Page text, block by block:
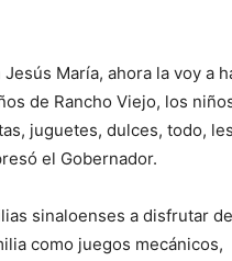
María, ahora la voy a
de Rancho Viejo, los
juguetes, dulces, todo, les
el Gobernador.
sinaloenses a disfrutar de
como juegos mecánicos,